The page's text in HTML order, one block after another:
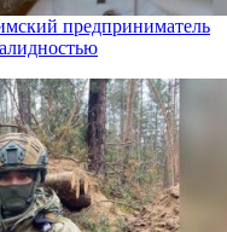
предприниматель